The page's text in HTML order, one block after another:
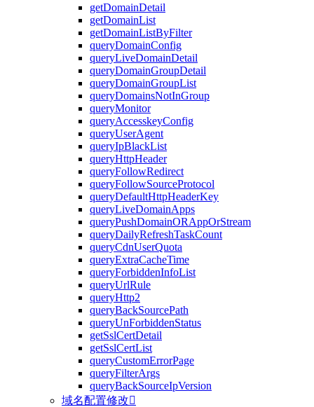
getDomainDetail
getDomainList
getDomainListByFilter
queryDomainConfig
queryLiveDomainDetail
queryDomainGroupDetail
queryDomainGroupList
queryDomainsNotInGroup
queryMonitor
queryAccesskeyConfig
queryUserAgent
queryIpBlackList
queryHttpHeader
queryFollowRedirect
queryFollowSourceProtocol
queryDefaultHttpHeaderKey
queryLiveDomainApps
queryPushDomainORAppOrStream
queryDailyRefreshTaskCount
queryCdnUserQuota
queryExtraCacheTime
queryForbiddenInfoList
queryUrlRule
queryHttp2
queryBackSourcePath
queryUnForbiddenStatus
getSslCertDetail
getSslCertList
queryCustomErrorPage
queryFilterArgs
queryBackSourceIpVersion
域名配置修改